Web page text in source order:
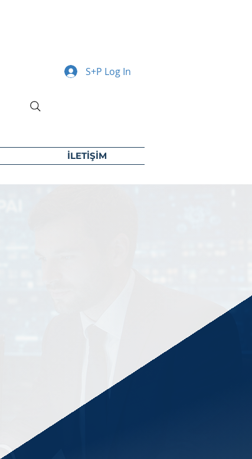
S+P Log In
İLETİŞİM